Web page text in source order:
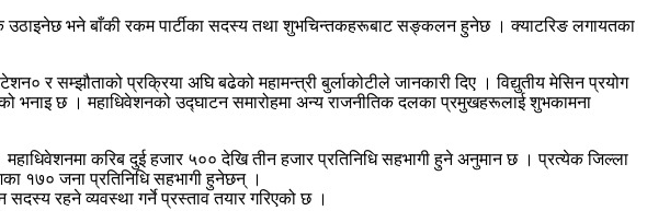
उठाइनेछ भने बाँकी रकम पार्टीका सदस्य तथा शुभचिन्तकहरूबाट सङ्कलन हुनेछ । क्याटरिङ लगायतका
र सम्झौताको प्रक्रिया अघि बढेको महामन्त्री बुर्लाकोटीले जानकारी दिए । विद्युतीय मेसिन प्रयोग
भनाइ छ । महाधिवेशनको उद्घाटन समारोहमा अन्य राजनीतिक दलका प्रमुखहरूलाई शुभकामना
करिब दुई हजार ५०० देखि तीन हजार प्रतिनिधि सहभागी हुने अनुमान छ । प्रत्येक जिल्ला
१७० जना प्रतिनिधि सहभागी हुनेछन् ।
रहने व्यवस्था गर्ने प्रस्ताव तयार गरिएको छ ।